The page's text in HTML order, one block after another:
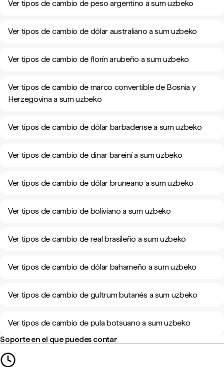
Ver tipos de cambio de peso argentino a sum uzbeko
Ver tipos de cambio de dólar australiano a sum uzbeko
Ver tipos de cambio de florín arubeño a sum uzbeko
Ver tipos de cambio de marco convertible de Bosnia y
Herzegovina a sum uzbeko
Ver tipos de cambio de dólar barbadense a sum uzbeko
Ver tipos de cambio de dinar bareiní a sum uzbeko
Ver tipos de cambio de dólar bruneano a sum uzbeko
Ver tipos de cambio de boliviano a sum uzbeko
Ver tipos de cambio de real brasileño a sum uzbeko
Ver tipos de cambio de dólar bahameño a sum uzbeko
Ver tipos de cambio de gultrum butanés a sum uzbeko
Ver tipos de cambio de pula botsuano a sum uzbeko
Soporte en el que puedes contar